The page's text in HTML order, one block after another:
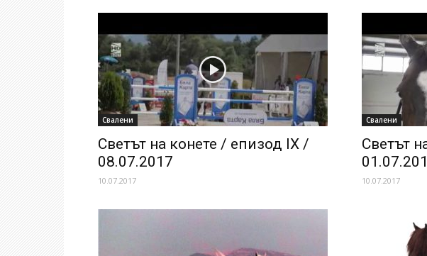
Свалени
Светът на конете / епизод IX /
08.07.2017
10.07.2017
Свалени
Светът
10.07.2017